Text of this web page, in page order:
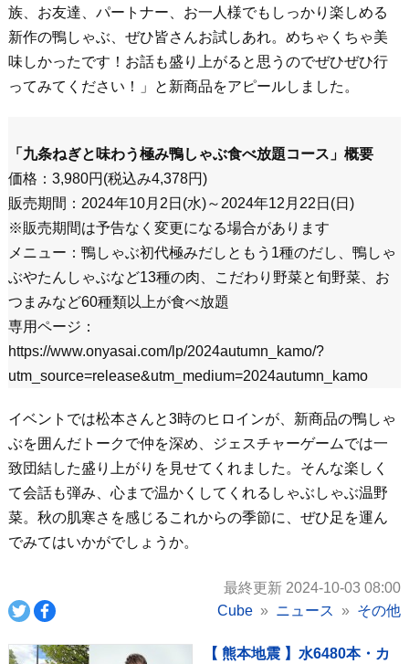
族、お友達、パートナー、お一人様でもしっかり楽しめる
新作の鴨しゃぶ、ぜひ皆さんお試しあれ。めちゃくちゃ美
味しかったです！お話も盛り上がると思うのでぜひぜひ行
ってみてください！」と新商品をアピールしました。
「九条ねぎと味わう極み鴨しゃぶ食べ放題コース」概要
価格：3,980円(税込み4,378円)
販売期間：2024年10月2日(水)～2024年12月22日(日)
※販売期間は予告なく変更になる場合があります
メニュー：鴨しゃぶ初代極みだしともう1種のだし、鴨しゃ
ぶやたんしゃぶなど13種の肉、こだわり野菜と旬野菜、お
つまみなど60種類以上が食べ放題
専用ページ：
https://www.onyasai.com/lp/2024autumn_kamo/?
utm_source=release&utm_medium=2024autumn_kamo
イベントでは松本さんと3時のヒロインが、新商品の鴨しゃ
ぶを囲んだトークで仲を深め、ジェスチャーゲームでは一
致団結した盛り上がりを見せてくれました。そんな楽しく
て会話も弾み、心まで温かくしてくれるしゃぶしゃぶ温野
菜。秋の肌寒さを感じるこれからの季節に、ぜひ足を運ん
でみてはいかがでしょうか。
最終更新 2024-10-03 08:00
Cube
ニュース その他
【 熊本地震 】水6480本・カ